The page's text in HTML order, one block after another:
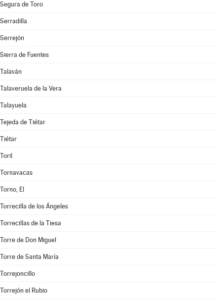
Segura de Toro
Serradilla
Serrejón
Sierra de Fuentes
Talaván
Talaveruela de la Vera
Talayuela
Tejeda de Tiétar
Tiétar
Toril
Tornavacas
Torno, El
Torrecilla de los Ángeles
Torrecillas de la Tiesa
Torre de Don Miguel
Torre de Santa María
Torrejoncillo
Torrejón el Rubio